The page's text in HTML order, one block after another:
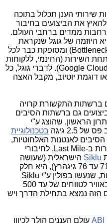
שירותי הענן תכלול בתוכה
להאיץ את הביצועים בחיבור
רחבות ממדים ברחבי העולם.
היוזמה של גוגל שנקראת
BBR (ר"ת: Bottleneck Bandwidth Rountrip) ומסופקת כבר לכל
השירות (החינמי, ללקוחות
(ר"ת: Google Cloud Platform). לדברי גוגל, כל
דוגמת יוטיוב, מקבל האצה
ברשתות התקשורת קרויה
גם ברשתות הסיבים
הראשון, שהוצג ע"י
2.5 גיגה
בטכנולוגיית
לאנטנות האלחוטיות,
מה שיחסוך את הצורך בחפירות יקרות ב-Last Mile, לחיבורי
Siklu הישראלית (שעושה
שימוש בתדרי E-Band בתחומי ה-71 עד 76 גיגהרץ), היא חלק
מהקונסורציום הזה. התקנות ראשונות, שנעשו בפולין ע"י Siklu
הראו, שניתן לספק חיבורי GPON באוויר לטווחים של עד 500
נמצא בתחילת הדרך ויש
ABI עולם העננים הולך לכיוון